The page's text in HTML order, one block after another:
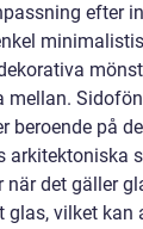
efter
mellan.
beroende på
arkitektoniska
det gäller
vilket kan